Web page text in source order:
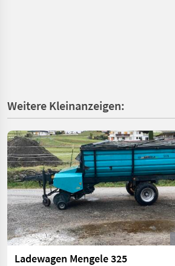
Weitere Kleinanzeigen:
Ladewagen Mengele 325